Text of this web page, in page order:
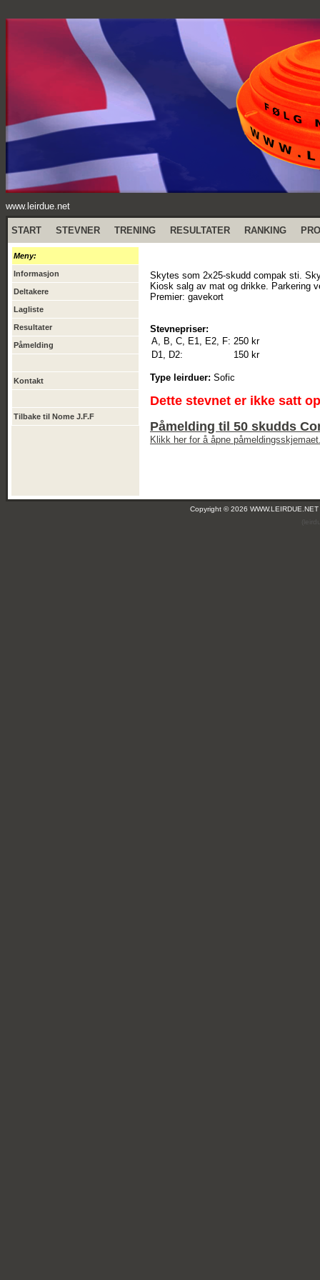
www.leirdue.net
START STEVNER TRENING RESULTATER RANKING
Meny:
Informasjon
Deltakere
Lagliste
Resultater
Påmelding
Kontakt
Tilbake til Nome J.F.F
Skytes som 2x25-skudd compak sti.
Kiosk salg av mat og drikke. Parkering
Premier: gavekort
Stevnepriser:
A, B, C, E1, E2, F: 250 kr
D1, D2:
150 kr
Type leirduer: Sofic
Dette stevnet er ikke satt
Påmelding til 50 skudds
Klikk her for å åpne
Copyright © 2026